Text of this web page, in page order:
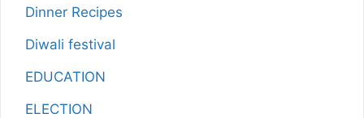
Dinner Recipes
Diwali festival
EDUCATION
ELECTION